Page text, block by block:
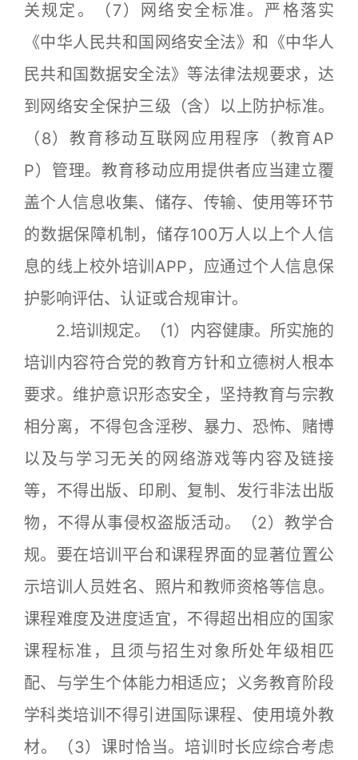
关规定。（7）网络安全标准。严格落实
《中华人民共和国网络安全法》和《中华人
民共和国数据安全法》等法律法规要求，达
到网络安全保护三级（含）以上防护标准。
（8）教育移动互联网应用程序（教育AP
P）管理。教育移动应用提供者应当建立覆
盖个人信息收集、储存、传输、使用等环节
的数据保障机制，储存100万人以上个人信
息的线上校外培训APP，应通过个人信息保
护影响评估、认证或合规审计。
2.培训规定。（1）内容健康。所实施的
培训内容符合党的教育方针和立德树人根本
要求。维护意识形态安全，坚持教育与宗教
相分离，不得包含淫秽、暴力、恐怖、赌博
以及与学习无关的网络游戏等内容及链接
等，不得出版、印刷、复制、发行非法出版
物，不得从事侵权盗版活动。（2）教学合
规。要在培训平台和课程界面的显著位置公
示培训人员姓名、照片和教师资格等信息。
课程难度及进度适宜，不得超出相应的国家
课程标准，且须与招生对象所处年级相匹
配、与学生个体能力相适应；义务教育阶段
学科类培训不得引进国际课程、使用境外教
材。（3）课时恰当。培训时长应综合考虑